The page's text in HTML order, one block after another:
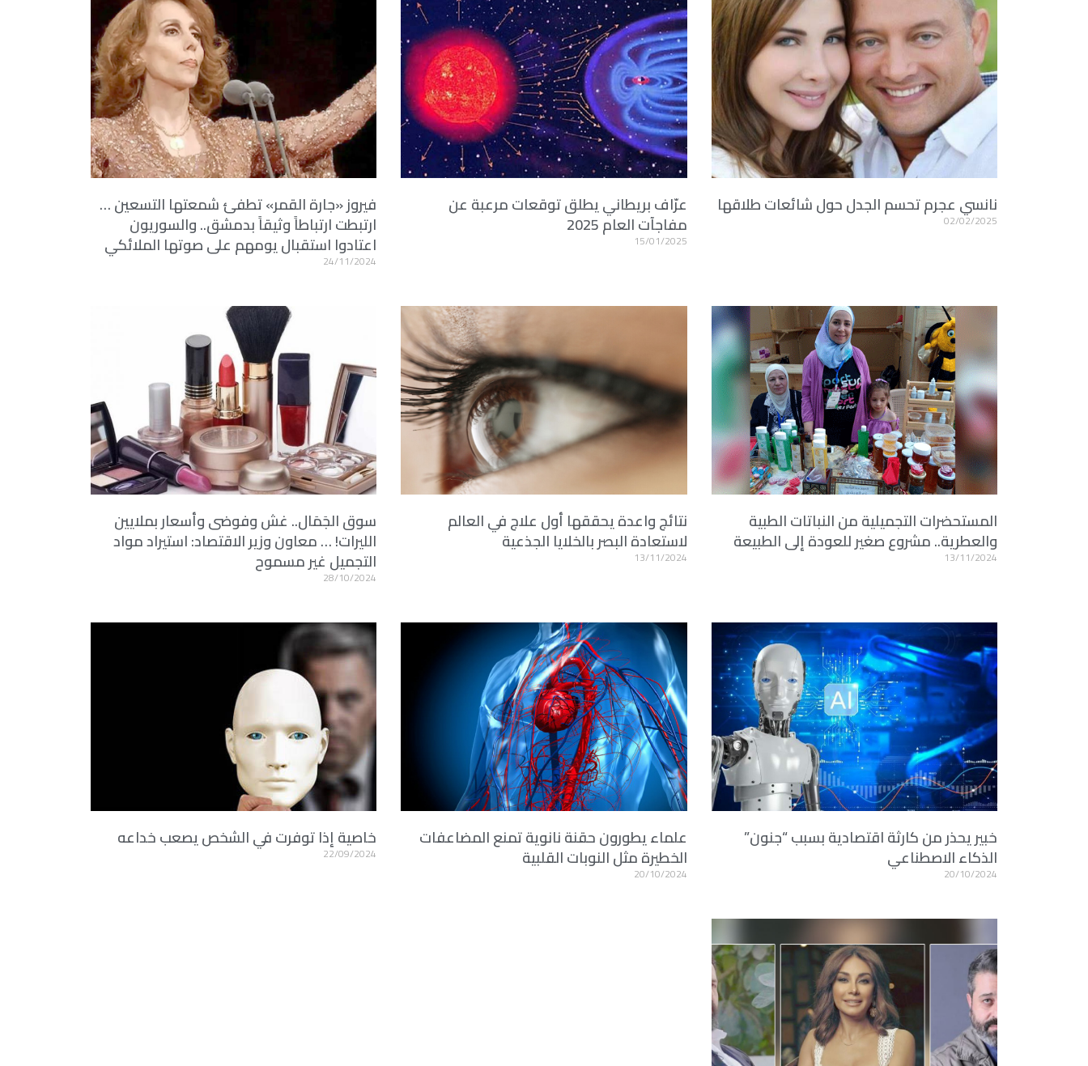
نانسي عجرم تحسم الجدل حول شائعات طلاقها
02/02/2025
عرّاف بريطاني يطلق توقعات مرعبة عن
مفاجآت العام 2025
15/01/2025
فيروز «جارة القمر» تطفئ شمعتها التسعين …
ارتبطت ارتباطاً وثيقاً بدمشق.. والسوريون
اعتادوا استقبال يومهم على صوتها الملائكي
24/11/2024
المستحضرات التجميلية من النباتات الطبية
والعطرية.. مشروع صغير للعودة إلى الطبيعة
13/11/2024
نتائج واعدة يحققها أول علاج في العالم
لاستعادة البصر بالخلايا الجذعية
13/11/2024
سوق الجَمَال.. غش وفوضى وأسعار بملايين
الليرات! … معاون وزير الاقتصاد: استيراد مواد
التجميل غير مسموح
28/10/2024
خبير يحذر من كارثة اقتصادية بسبب “جنون”
الذكاء الاصطناعي
20/10/2024
علماء يطورون حقنة نانوية تمنع المضاعفات
الخطيرة مثل النوبات القلبية
20/10/2024
خاصية إذا توفرت في الشخص يصعب خداعه
22/09/2024